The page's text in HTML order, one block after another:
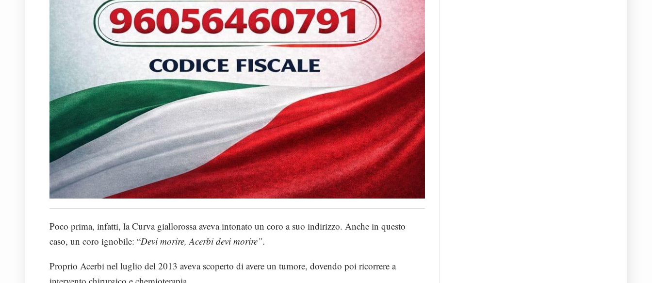
Poco prima, infatti, la Curva giallorossa aveva intonato un coro a suo indirizzo. Anche in questo
caso, un coro ignobile: “Devi morire, Acerbi devi morire”.
Proprio Acerbi nel luglio del 2013 aveva scoperto di avere un tumore, dovendo poi ricorrere a